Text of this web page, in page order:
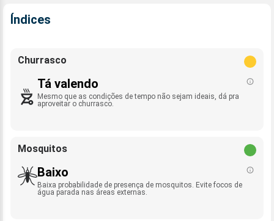
Índices
Churrasco
Tá valendo
Mesmo que as condições de tempo não sejam ideais, dá pra
aproveitar o churrasco.
Mosquitos
Baixo
Baixa probabilidade de presença de mosquitos. Evite focos de
água parada nas áreas externas.